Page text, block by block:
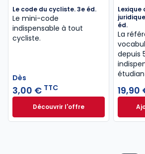
Le code du cycliste. 3e éd.
Le mini-code
indispensable à tout
cycliste.
Dès
3,00 € TTC
Découvrir l'offreLe code du cycliste. 3e
Dès
Lexique
éd.
La
depuis
19,90